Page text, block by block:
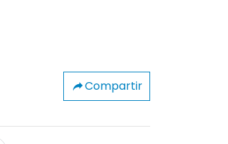
Compartir